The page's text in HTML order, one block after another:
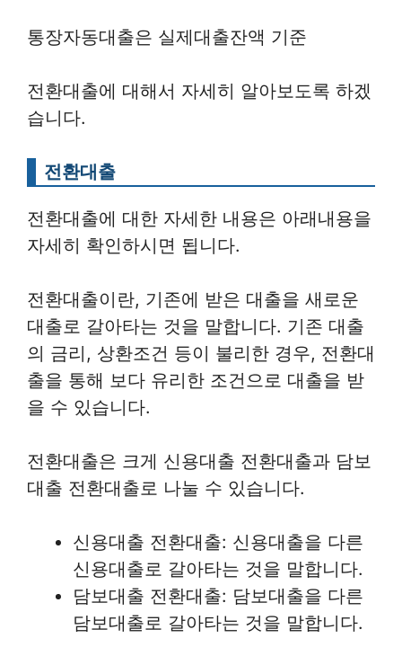
통장자동대출은 실제대출잔액 기준
전환대출에 대해서 자세히 알아보도록 하겠
습니다.
전환대출
전환대출에 대한 자세한 내용은 아래내용을
자세히 확인하시면 됩니다.
전환대출이란, 기존에 받은 대출을 새로운
대출로 갈아타는 것을 말합니다. 기존 대출
의 금리, 상환조건 등이 불리한 경우, 전환대
출을 통해 보다 유리한 조건으로 대출을 받
을 수 있습니다.
전환대출은 크게 신용대출 전환대출과 담보
대출 전환대출로 나눌 수 있습니다.
신용대출 전환대출: 신용대출을 다른
신용대출로 갈아타는 것을 말합니다.
담보대출 전환대출: 담보대출을 다른
담보대출로 갈아타는 것을 말합니다.